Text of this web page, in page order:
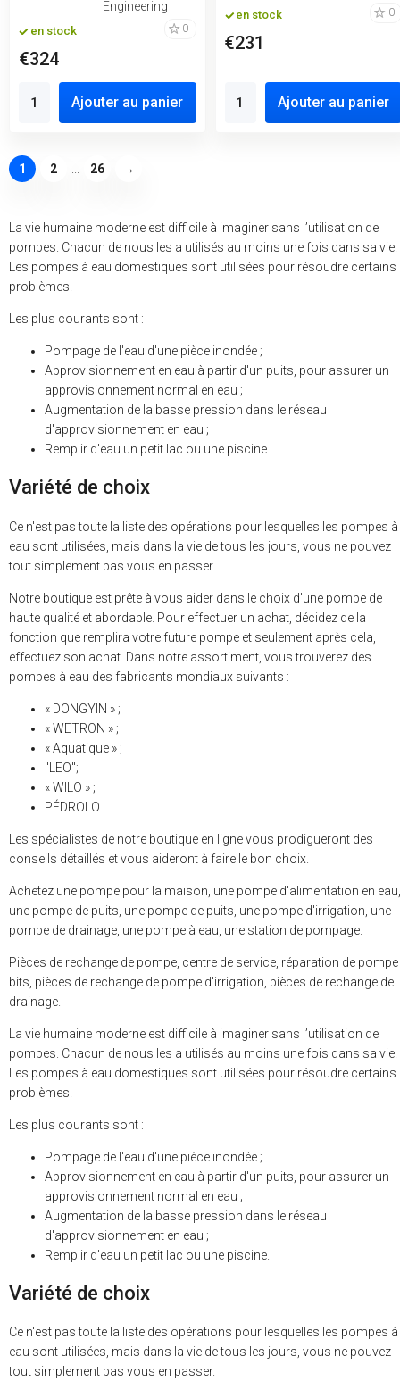
Engineering
en stock 0
€324
Ajouter au panier
en stock 0
€231
Ajouter au panier
1 2 ... 26 →
La vie humaine moderne est difficile à imaginer sans l’utilisation de
pompes. Chacun de nous les a utilisés au moins une fois dans sa vie.
Les pompes à eau domestiques sont utilisées pour résoudre certains
problèmes.
Les plus courants sont :
Pompage de l'eau d'une pièce inondée ;
Approvisionnement en eau à partir d'un puits, pour assurer un
approvisionnement normal en eau ;
Augmentation de la basse pression dans le réseau
d'approvisionnement en eau ;
Remplir d'eau un petit lac ou une piscine.
Variété de choix
Ce n'est pas toute la liste des opérations pour lesquelles les pompes à
eau sont utilisées, mais dans la vie de tous les jours, vous ne pouvez
tout simplement pas vous en passer.
Notre boutique est prête à vous aider dans le choix d'une pompe de
haute qualité et abordable. Pour effectuer un achat, décidez de la
fonction que remplira votre future pompe et seulement après cela,
effectuez son achat. Dans notre assortiment, vous trouverez des
pompes à eau des fabricants mondiaux suivants :
« DONGYIN » ;
« WETRON » ;
« Aquatique » ;
"LEO";
« WILO » ;
PÉDROLO.
Les spécialistes de notre boutique en ligne vous prodigueront des
conseils détaillés et vous aideront à faire le bon choix.
Achetez une pompe pour la maison, une pompe d'alimentation en eau,
une pompe de puits, une pompe de puits, une pompe d'irrigation, une
pompe de drainage, une pompe à eau, une station de pompage.
Pièces de rechange de pompe, centre de service, réparation de pompe
bits, pièces de rechange de pompe d'irrigation, pièces de rechange de
drainage.
La vie humaine moderne est difficile à imaginer sans l’utilisation de
pompes. Chacun de nous les a utilisés au moins une fois dans sa vie.
Les pompes à eau domestiques sont utilisées pour résoudre certains
problèmes.
Les plus courants sont :
Pompage de l'eau d'une pièce inondée ;
Approvisionnement en eau à partir d'un puits, pour assurer un
approvisionnement normal en eau ;
Augmentation de la basse pression dans le réseau
d'approvisionnement en eau ;
Remplir d'eau un petit lac ou une piscine.
Variété de choix
Ce n'est pas toute la liste des opérations pour lesquelles les pompes à
eau sont utilisées, mais dans la vie de tous les jours, vous ne pouvez
tout simplement pas vous en passer.